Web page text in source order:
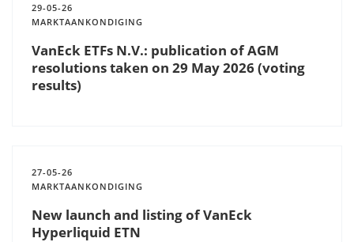
29-05-26
MARKTAANKONDIGING
VanEck ETFs N.V.: publication of AGM
resolutions taken on 29 May 2026 (voting
results)
27-05-26
MARKTAANKONDIGING
New launch and listing of VanEck
Hyperliquid ETN